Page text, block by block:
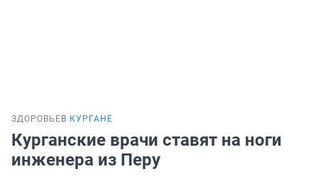
ЗДОРОВЬЕ В КУРГАНЕ
Курганские врачи ставят на ноги
инженера из Перу